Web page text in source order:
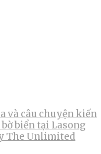
và câu chuyện kiến
biển tại Lasong
The Unlimited